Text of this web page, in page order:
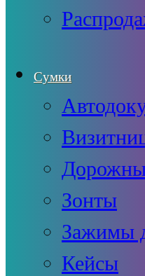
Сумки
Зонты
Зажимы
Кейсы